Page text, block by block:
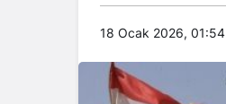
Gece modunu seçin.
18 Ocak 2026, 01:54